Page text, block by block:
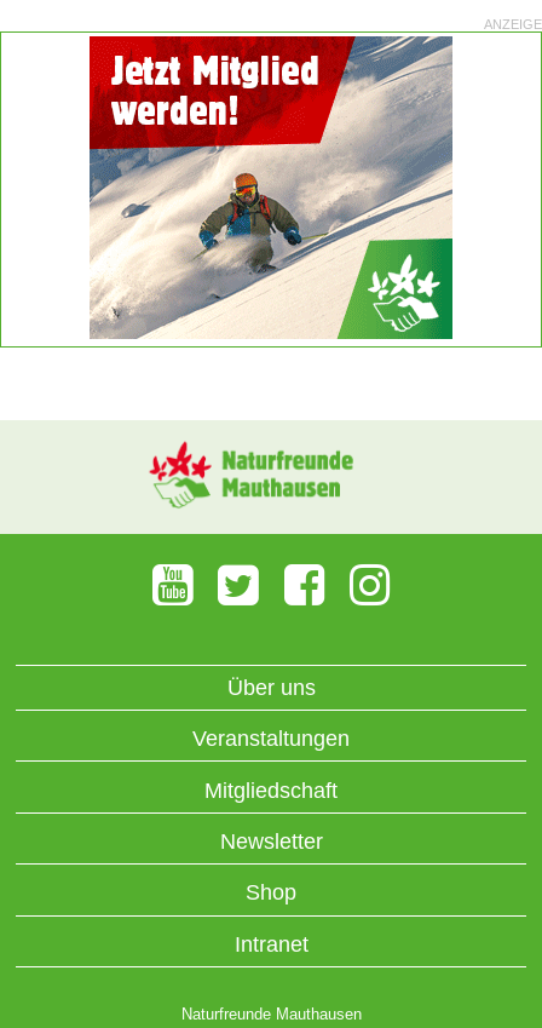
ANZEIGE
Über uns
Veranstaltungen
Mitgliedschaft
Newsletter
Shop
Intranet
Naturfreunde Mauthausen